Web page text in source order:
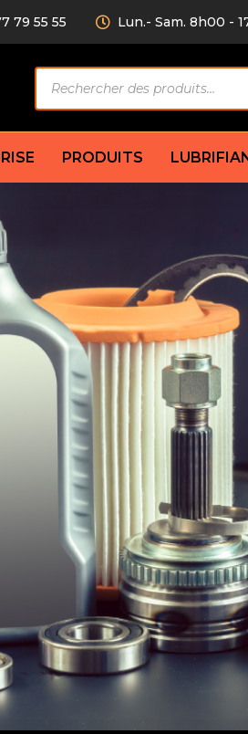
79 55 55 Lun.- Sam. 8h00 -
de
produits
AV/AR
amortisseur
Compresseur
Condenseur
Électrovanne
Évaporateur
Mano
Thermostat
Sonde de
principal
fusée
Débitmètre
Filtre à aire
Filtre à essence
Filtre à huile
Filtre à gasoil
PRODUITS